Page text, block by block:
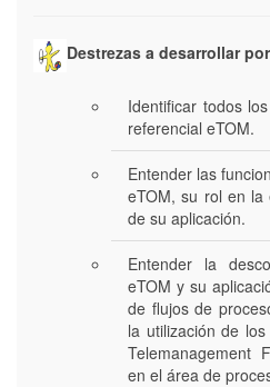
Destrezas a desarrollar
Identificar todos
referencial eTOM.
Entender las
eTOM, su rol en la
de su aplicación.
Entender la
eTOM y su
de flujos de
la utilización de
Telemanagement
en el área de